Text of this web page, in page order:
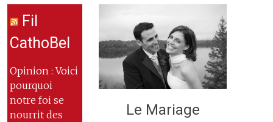
Fil
CathoBel
Opinion : Voici
pourquoi
notre foi se
nourrit des
Le Mariage